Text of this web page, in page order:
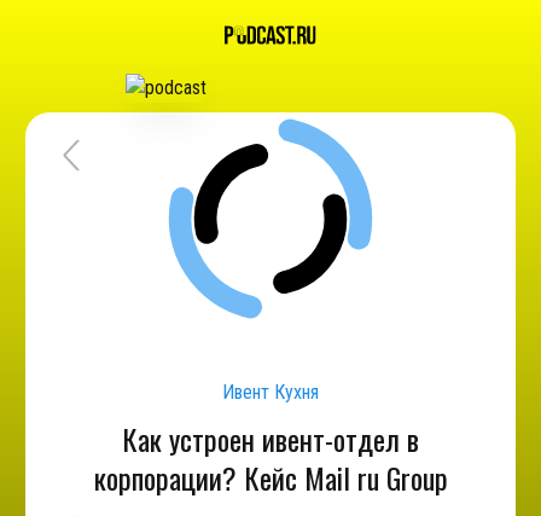
Ивент Кухня
Как устроен ивент-отдел в
корпорации? Кейс Mail ru Group